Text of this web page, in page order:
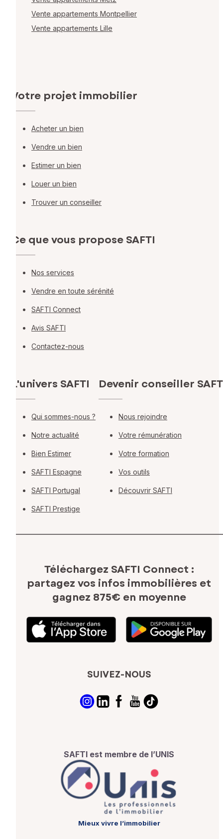
Vente appartements Montpellier
Vente appartements Lille
Votre projet immobilier
Acheter un bien
Vendre un bien
Estimer un bien
Louer un bien
Trouver un conseiller
Ce que vous propose SAFTI
Nos services
Vendre en toute sérénité
SAFTI Connect
Avis SAFTI
Contactez-nous
L'univers SAFTI
Qui sommes-nous ?
Notre actualité
Bien Estimer
SAFTI Espagne
SAFTI Portugal
SAFTI Prestige
Devenir conseiller
Nous rejoindre
Votre rémunération
Votre formation
Vos outils
Découvrir SAFTI
Téléchargez SAFTI Connect :
partagez vos infos immobilières et
gagnez 875€ en moyenne
SUIVEZ-NOUS
SAFTI est membre de l’UNIS
Mieux vivre l’immobilier